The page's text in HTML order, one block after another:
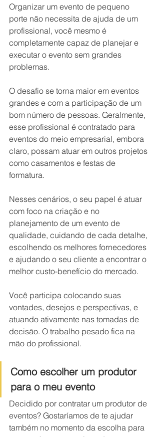
Organizar um evento de pequeno
porte não necessita de ajuda de um
profissional, você mesmo é
completamente capaz de planejar e
executar o evento sem grandes
problemas.
O desafio se torna maior em eventos
grandes e com a participação de um
bom número de pessoas. Geralmente,
esse profissional é contratado para
eventos do meio empresarial, embora
claro, possam atuar em outros projetos
como casamentos e festas de
formatura.
Nesses cenários, o seu papel é atuar
com foco na criação e no
planejamento de um evento de
qualidade, cuidando de cada detalhe,
escolhendo os melhores fornecedores
e ajudando o seu cliente a encontrar o
melhor custo-benefício do mercado.
Você participa colocando suas
vontades, desejos e perspectivas, e
atuando ativamente nas tomadas de
decisão. O trabalho pesado fica na
mão do profissional.
Como escolher um produtor
para o meu evento
Decidido por contratar um produtor de
eventos? Gostaríamos de te ajudar
também no momento da escolha para